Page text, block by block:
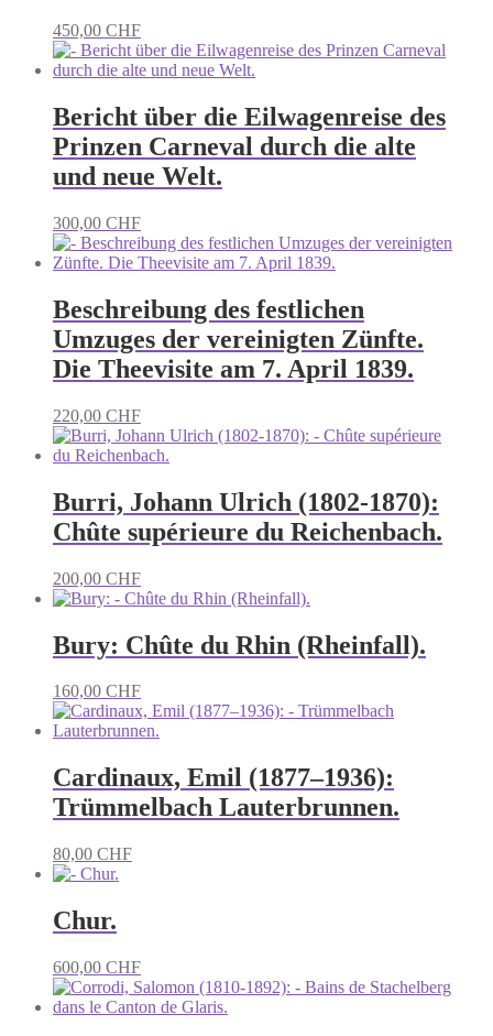
450,00 CHF
Bericht über die Eilwagenreise des
Prinzen Carneval durch die alte
und neue Welt.
300,00 CHF
Beschreibung des festlichen
Umzuges der vereinigten Zünfte.
Die Theevisite am 7. April 1839.
220,00 CHF
Burri, Johann Ulrich (1802-1870):
Chûte supérieure du Reichenbach.
200,00 CHF
Bury: Chûte du Rhin (Rheinfall).
160,00 CHF
Cardinaux, Emil (1877–1936):
Trümmelbach Lauterbrunnen.
80,00 CHF
Chur.
600,00 CHF